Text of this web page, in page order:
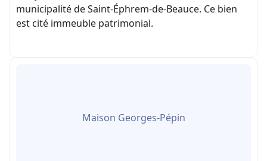
municipalité de Saint-Éphrem-de-Beauce. Ce bien
est cité immeuble patrimonial.
Maison Georges-Pépin